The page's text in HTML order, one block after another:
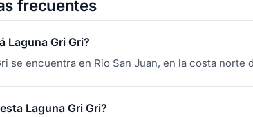
frecuentes
Laguna Gri Gri?
se encuentra en Rio San Juan, en la costa norte
Laguna Gri Gri?